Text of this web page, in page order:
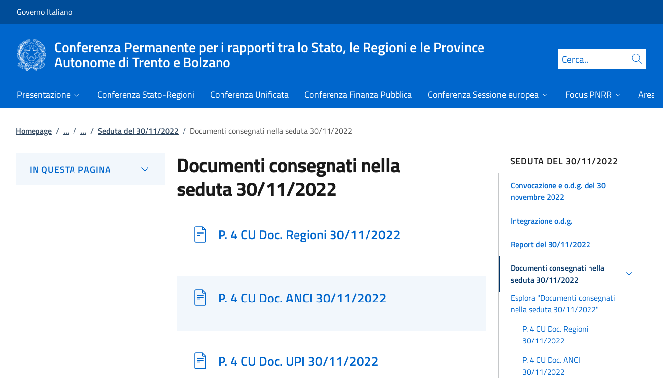
Governo Italiano
Conferenza Permanente per i rapporti tra lo Stato, le Regioni e le Province
Autonome di Trento e Bolzano Cerca
Presentazione Conferenza Stato-Regioni Conferenza Unificata Conferenza Finanza Pubblica Conferenza Sessione europea Focus PNRR Area
Homepage / ... / ... / Seduta del 30/11/2022 / Documenti consegnati nella seduta 30/11/2022
IN QUESTA PAGINA Documenti consegnati nella
seduta 30/11/2022
P. 4 CU Doc. Regioni 30/11/2022
P. 4 CU Doc. ANCI 30/11/2022
P. 4 CU Doc. UPI 30/11/2022
SEDUTA DEL 30/11/2022
Convocazione e o.d.g. del 30
novembre 2022
Integrazione o.d.g.
Report del 30/11/2022
Documenti consegnati nella
seduta 30/11/2022
Esplora "Documenti consegnati
nella seduta 30/11/2022"
P. 4 CU Doc. Regioni
30/11/2022
P. 4 CU Doc. ANCI
30/11/2022